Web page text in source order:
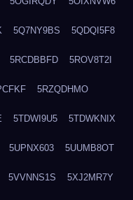
5Q7NY9BS 5QDQI5F8
5RCDBBFD 5ROV8T2I
5RZQDHMO
5TDWI9U5 5TDWKNIX
5UPNX603 5UUMB8OT
5VVNNS1S 5XJ2MR7Y